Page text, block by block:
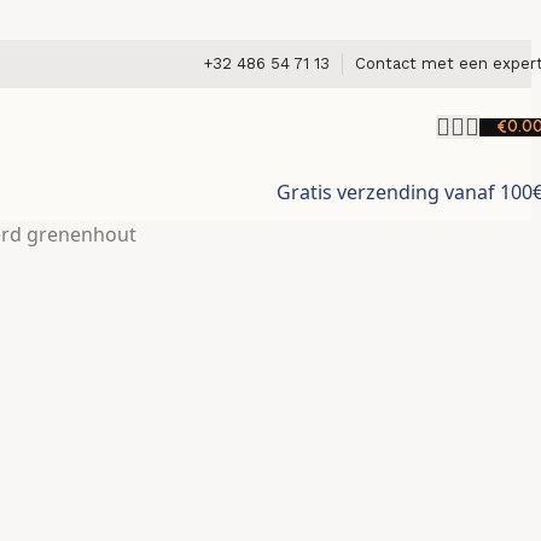
+32 486 54 71 13 Contact met een
€
Gratis verzending vanaf
grenenhout